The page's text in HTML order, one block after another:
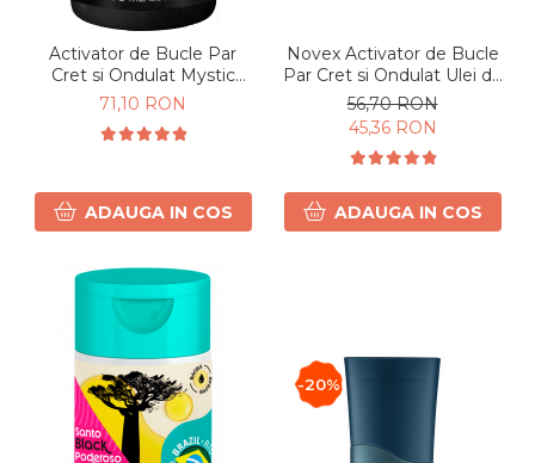
Activator de Bucle Par
Cret si Ondulat Mystic
Black 500ml
71,10 RON
ADAUGA IN COS
Novex Activator de Bucle
Par Cret si Ondulat Ulei de
Argan 300g
56,70 RON
45,36 RON
ADAUGA IN COS
-20%